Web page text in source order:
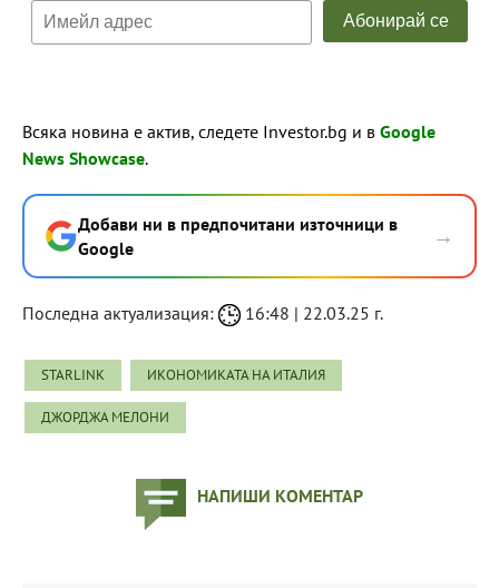
Всяка новина е актив, следете Investor.bg и в Google
News Showcase.
Добави ни в предпочитани източници в
Google
→
Последна актуализация: 16:48 | 22.03.25 г.
STARLINK ИКОНОМИКАТА НА ИТАЛИЯ
ДЖОРДЖА МЕЛОНИ
НАПИШИ КОМЕНТАР